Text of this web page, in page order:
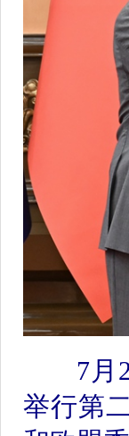
7月24
举行第